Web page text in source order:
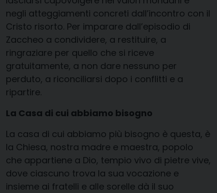
negli atteggiamenti concreti dall’incontro con il
Cristo risorto. Per imparare dall’episodio di
Zaccheo a condividere, a restituire, a
ringraziare per quello che si riceve
gratuitamente, a non dare nessuno per
perduto, a riconciliarsi dopo i conflitti e a
ripartire.
La Casa di cui abbiamo bisogno
La casa di cui abbiamo più bisogno è questa, è
la Chiesa, nostra madre e maestra, popolo
che appartiene a Dio, tempio vivo di pietre vive,
dove ciascuno trova la sua vocazione e
insieme ai fratelli e alle sorelle dà il suo